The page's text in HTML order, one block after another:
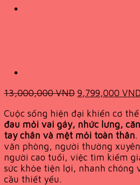
13,000,000VND Original
was:
13,000,000
9,799,000 VND
Cuộc sống hiện đại khiến cơ
đau mỏi vai gáy, nhức lưng,
tay chân và mệt mỏi toàn thân.
văn phòng, người thường
người cao tuổi, việc tìm kiếm
sức khỏe tiện lợi, nhanh chóng
cầu thiết yếu.